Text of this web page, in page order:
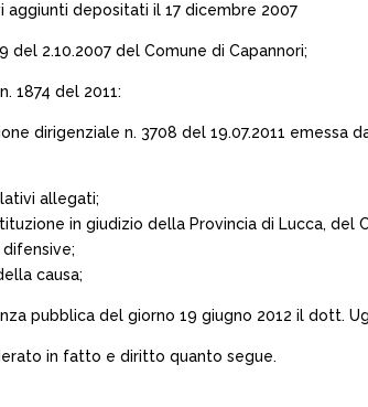
aggiunti depositati il 17 dicembre 2007
del 2.10.2007 del Comune di Capannori;
1874 del 2011:
dirigenziale n. 3708 del 19.07.2011 emessa
allegati;
in giudizio della Provincia di Lucca, del
causa;
pubblica del giorno 19 giugno 2012 il dott.
in fatto e diritto quanto segue.